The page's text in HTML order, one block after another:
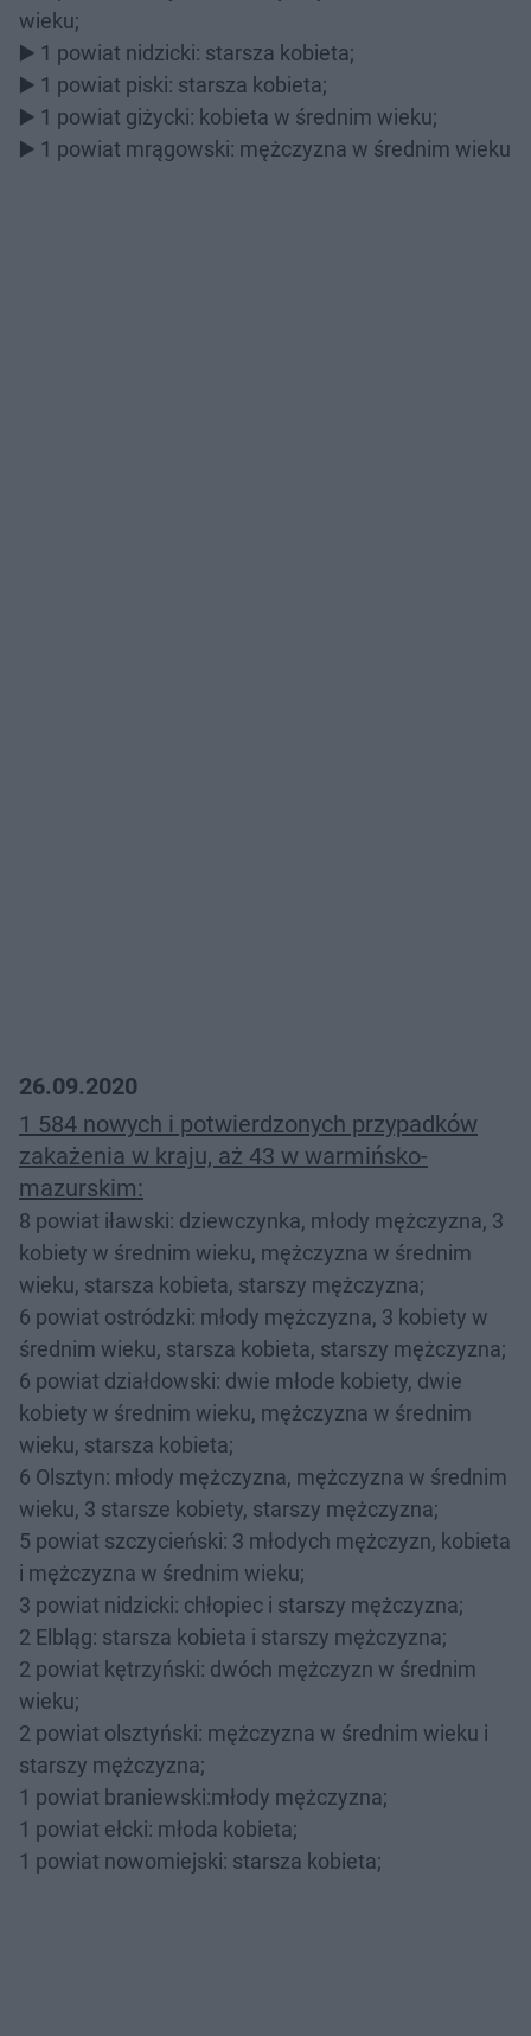
wieku;
▶️ 1 powiat nidzicki: starsza kobieta;
▶️ 1 powiat piski: starsza kobieta;
▶️ 1 powiat giżycki: kobieta w średnim wieku;
▶️ 1 powiat mrągowski: mężczyzna w średnim wieku
26.09.2020
1 584 nowych i potwierdzonych przypadków
zakażenia w kraju, aż 43 w warmińsko-
mazurskim:
8 powiat iławski: dziewczynka, młody mężczyzna, 3
kobiety w średnim wieku, mężczyzna w średnim
wieku, starsza kobieta, starszy mężczyzna;
6 powiat ostródzki: młody mężczyzna, 3 kobiety w
średnim wieku, starsza kobieta, starszy mężczyzna;
6 powiat działdowski: dwie młode kobiety, dwie
kobiety w średnim wieku, mężczyzna w średnim
wieku, starsza kobieta;
6 Olsztyn: młody mężczyzna, mężczyzna w średnim
wieku, 3 starsze kobiety, starszy mężczyzna;
5 powiat szczycieński: 3 młodych mężczyzn, kobieta
i mężczyzna w średnim wieku;
3 powiat nidzicki: chłopiec i starszy mężczyzna;
2 Elbląg: starsza kobieta i starszy mężczyzna;
2 powiat kętrzyński: dwóch mężczyzn w średnim
wieku;
2 powiat olsztyński: mężczyzna w średnim wieku i
starszy mężczyzna;
1 powiat braniewski:młody mężczyzna;
1 powiat ełcki: młoda kobieta;
1 powiat nowomiejski: starsza kobieta;